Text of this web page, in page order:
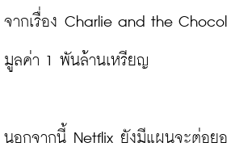
จากเรื่อง Charlie and the
มูลค่า 1 พันล้านเหรียญ
นอกจากนี้ Netflix ยังมีแผนจะต่อย